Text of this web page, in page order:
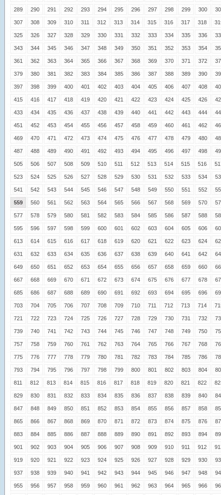
289 290 291 292 293 294 295 296 297 298 299 300
307 308 309 310 311 312 313 314 315 316 317 318
325 326 327 328 329 330 331 332 333 334 335 336
343 344 345 346 347 348 349 350 351 352 353 354
361 362 363 364 365 366 367 368 369 370 371 372
379 380 381 382 383 384 385 386 387 388 389 390
397 398 399 400 401 402 403 404 405 406 407 408
415 416 417 418 419 420 421 422 423 424 425 426
433 434 435 436 437 438 439 440 441 442 443 444
451 452 453 454 455 456 457 458 459 460 461 462
469 470 471 472 473 474 475 476 477 478 479 480
487 488 489 490 491 492 493 494 495 496 497 498
505 506 507 508 509 510 511 512 513 514 515 516
523 524 525 526 527 528 529 530 531 532 533 534
541 542 543 544 545 546 547 548 549 550 551 552
559 560 561 562 563 564 565 566 567 568 569 570
577 578 579 580 581 582 583 584 585 586 587 588
595 596 597 598 599 600 601 602 603 604 605 606
613 614 615 616 617 618 619 620 621 622 623 624
631 632 633 634 635 636 637 638 639 640 641 642
649 650 651 652 653 654 655 656 657 658 659 660
667 668 669 670 671 672 673 674 675 676 677 678
685 686 687 688 689 690 691 692 693 694 695 696
703 704 705 706 707 708 709 710 711 712 713 714
721 722 723 724 725 726 727 728 729 730 731 732
739 740 741 742 743 744 745 746 747 748 749 750
757 758 759 760 761 762 763 764 765 766 767 768
775 776 777 778 779 780 781 782 783 784 785 786
793 794 795 796 797 798 799 800 801 802 803 804
811 812 813 814 815 816 817 818 819 820 821 822
829 830 831 832 833 834 835 836 837 838 839 840
847 848 849 850 851 852 853 854 855 856 857 858
865 866 867 868 869 870 871 872 873 874 875 876
883 884 885 886 887 888 889 890 891 892 893 894
901 902 903 904 905 906 907 908 909 910 911 912
919 920 921 922 923 924 925 926 927 928 929 930
937 938 939 940 941 942 943 944 945 946 947 948
955 956 957 958 959 960 961 962 963 964 965 966